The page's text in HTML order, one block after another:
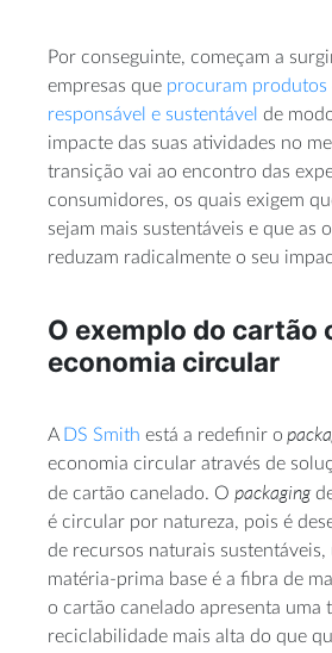
Por conseguinte, começam a
empresas que procuram produtos
responsável e sustentável de
impacte das suas atividades no
transição vai ao encontro das
consumidores, os quais exigem
sejam mais sustentáveis e que as
reduzam radicalmente o seu
O exemplo do cartão
economia circular
A DS Smith está a redefinir o
economia circular através de
de cartão canelado. O packaging
é circular por natureza, pois é
de recursos naturais sustentáveis,
matéria-prima base é a fibra de
o cartão canelado apresenta uma
reciclabilidade mais alta do que